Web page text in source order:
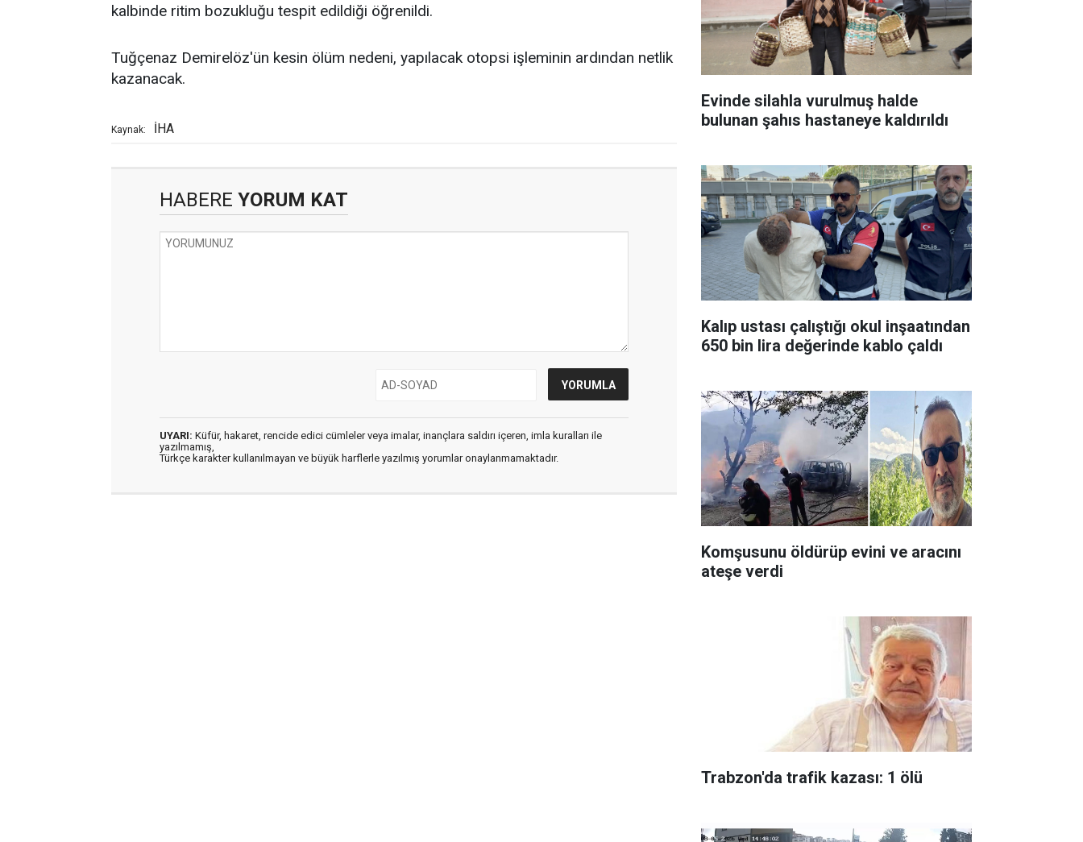
kalbinde ritim bozukluğu tespit edildiği öğrenildi.
Tuğçenaz Demirelöz'ün kesin ölüm nedeni, yapılacak otopsi işleminin ardından netlik
kazanacak.
Kaynak: İHA
HABERE YORUM KAT
UYARI: Küfür, hakaret, rencide edici cümleler veya imalar, inançlara saldırı içeren, imla kuralları ile
yazılmamış,
Türkçe karakter kullanılmayan ve büyük harflerle yazılmış yorumlar onaylanmamaktadır.
Evinde silahla vurulmuş halde
bulunan şahıs hastaneye kaldırıldı
Kalıp ustası çalıştığı okul inşaatından
650 bin lira değerinde kablo çaldı
Komşusunu öldürüp evini ve aracını
ateşe verdi
Trabzon'da trafik kazası: 1 ölü